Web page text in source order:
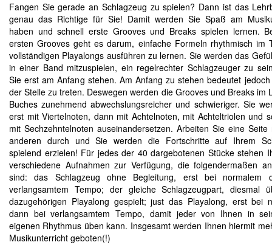
Fangen Sie gerade an Schlagzeug zu spielen? Dann ist das
genau das Richtige für Sie! Damit werden Sie Spaß am
haben und schnell erste Grooves und Breaks spielen lernen.
ersten Grooves geht es darum, einfache Formeln rhythmisch im
vollständigen Playalongs ausführen zu lernen. Sie werden das
in einer Band mitzuspielen, ein regelrechter Schlagzeuger zu
Sie erst am Anfang stehen. Am Anfang zu stehen bedeutet
der Stelle zu treten. Deswegen werden die Grooves und Breaks im
Buches zunehmend abwechslungsreicher und schwieriger. Sie
erst mit Viertelnoten, dann mit Achtelnoten, mit Achteltriolen und
mit Sechzehntelnoten auseinandersetzen. Arbeiten Sie eine
anderen durch und Sie werden die Fortschritte auf Ihrem
spielend erzielen! Für jedes der 40 dargebotenen Stücke stehen
verschiedene Aufnahmen zur Verfügung, die folgendermaßen
sind: das Schlagzeug ohne Begleitung, erst bei normalem
verlangsamtem Tempo; der gleiche Schlagzeugpart, diesmal
dazugehörigen Playalong gespielt; just das Playalong, erst bei
dann bei verlangsamtem Tempo, damit jeder von Ihnen in
eigenen Rhythmus üben kann. Insgesamt werden Ihnen hiermit
Musikunterricht geboten(!)